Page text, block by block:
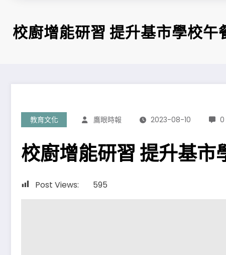
校廚增能研習 提升基市學校午
教育文化 鷹眼時報 2023-08-10
校廚增能研習 提升基市
Post Views: 595